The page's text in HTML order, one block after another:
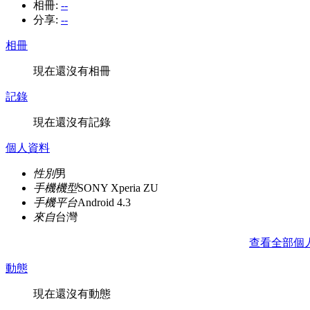
相冊: --
分享: --
相冊
現在還沒有相冊
記錄
現在還沒有記錄
個人資料
性別男
手機機型SONY Xperia ZU
手機平台Android 4.3
來自台灣
查看全部個
動態
現在還沒有動態